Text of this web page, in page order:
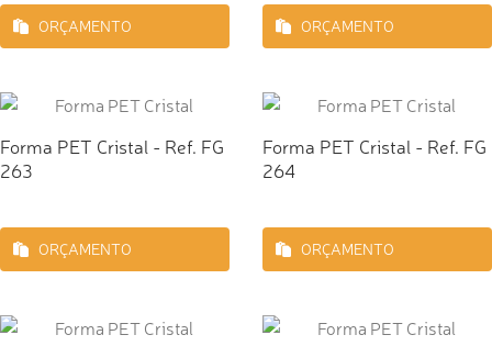
ORÇAMENTO ORÇAMENTO
Forma PET Cristal - Ref. FG
263
ORÇAMENTO
Forma PET Cristal - Ref. FG
264
ORÇAMENTO